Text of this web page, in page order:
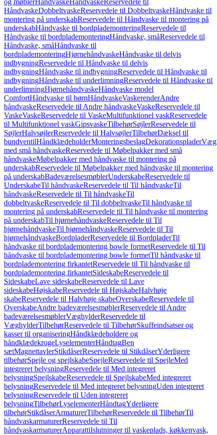
og møblerHåndvaskeHåndvaskeReservedele til
HåndvaskeDobbeltvaskeReservedele til DobbeltvaskeHåndvaske til
montering på underskabReservedele til Håndvaske til montering på
underskabHåndvaske til bordplademonteringReservedele til
Håndvaske til bordplademonteringHåndvaske, småReservedele til
Håndvaske, småHåndvaske til
bordplademonteringHjørnehåndvaskeHåndvaske til delvis
indbygningReservedele til Håndvaske til delvis
indbygningHåndvaske til indbygningReservedele til Håndvaske til
indbygningHåndvaske til underlimningReservedele til Håndvaske til
underlimningHjørnehåndvaskeHåndvaske model
ComfortHåndvaske til børnHåndvaskeVaskerenderAndre
håndvaskeReservedele til Andre håndvaskeVaskeReservedele til
VaskeVaskeReservedele til VaskeMultifunktionel vaskReservedele
til Multifunktionel vaskGipsvaskeTilbehørSøjlerReservedele til
SøjlerHalvsøjlerReservedele til HalvsøjlerTilbehørDæksel til
bundventilHåndklædeholderMonteringsbeslagDekorationsplader
med små håndvaskeReservedele til Møbelpakker med små
håndvaskeMøbelpakker med håndvaske til montering på
underskabReservedele til Møbelpakker med håndvaske til montering
på underskabBadeværelsesmøblerUnderskabeReservedele til
UnderskabeTil håndvaskeReservedele til Til håndvaskeTil
håndvaskeReservedele til Til håndvaskeTil
dobbeltvaskeReservedele til Til dobbeltvaskeTil håndvaske til
montering på underskabReservedele til Til håndvaske til montering
på underskabTil hjørnehåndvaskeReservedele til Til
hjørnehåndvaskeTil hjørnehåndvaskeReservedele til Til
hjørnehåndvaskeBordpladerReservedele til BordpladerTil
håndvaske til bordplademontering bowle formetReservedele til Til
håndvaske til bordplademontering bowle formetTil håndvaske til
bordplademontering firkantetReservedele til Til håndvaske til
bordplademontering firkantetSideskabeReservedele til
SideskabeLave sideskabeReservedele til Lave
sideskabeHøjskabeReservedele til HøjskabeHalvhøje
skabeReservedele til Halvhøje skabeOverskabeReservedele til
OverskabeAndre badeværelsesmøblerReservedele til Andre
badeværelsesmøblerVæghylderReservedele til
VæghylderTilbehørReservedele til TilbehørSkuffeindsatser og
kasser til organiseringHåndklædeholdere og
håndklædekrogeLyselementerHåndtagBen
sætMagnettavlerStikdåserReservedele til StikdåserYderligere
tilbehørSpejle og spejlskabeSpejleReservedele til SpejleMed
integreret belysningReservedele til Med integreret
belysningSpejlskabeReservedele til SpejlskabeMed integreret
belysningReservedele til Med integreret belysningUden integreret
belysningReservedele til Uden integreret
belysningTilbehørLyselementerHåndtagYderligere
tilbehørStikdåserArmaturerTilbehørReservedele til TilbehørTil
håndvaskarmaturerReservedele til Til
håndvaskarmaturerApparattilslutninger til vaskeplads, køkkenvask,